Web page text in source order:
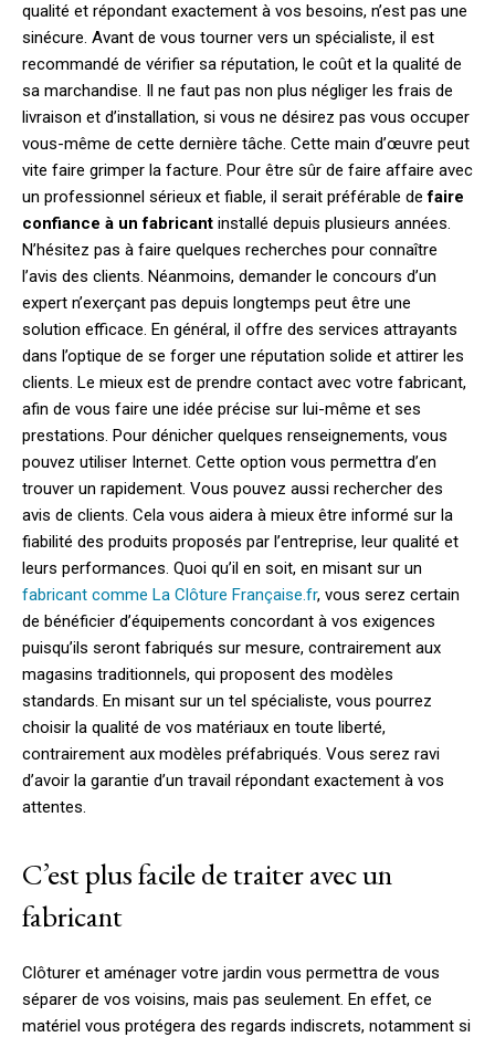
qualité et répondant exactement à vos besoins, n’est pas une
sinécure. Avant de vous tourner vers un spécialiste, il est
recommandé de vérifier sa réputation, le coût et la qualité de
sa marchandise. Il ne faut pas non plus négliger les frais de
livraison et d’installation, si vous ne désirez pas vous occuper
vous-même de cette dernière tâche. Cette main d’œuvre peut
vite faire grimper la facture. Pour être sûr de faire affaire avec
un professionnel sérieux et fiable, il serait préférable defaire
confiance à un fabricant installé depuis plusieurs années.
N’hésitez pas à faire quelques recherches pour connaître
l’avis des clients. Néanmoins, demander le concours d’un
expert n’exerçant pas depuis longtemps peut être une
solution efficace. En général, il offre des services attrayants
dans l’optique de se forger une réputation solide et attirer les
clients. Le mieux est de prendre contact avec votre fabricant,
afin de vous faire une idée précise sur lui-même et ses
prestations. Pour dénicher quelques renseignements, vous
pouvez utiliser Internet. Cette option vous permettra d’en
trouver un rapidement. Vous pouvez aussi rechercher des
avis de clients. Cela vous aidera à mieux être informé sur la
fiabilité des produits proposés par l’entreprise, leur qualité et
leurs performances. Quoi qu’il en soit, en misant sur un
fabricant comme La Clôture Française.fr, vous serez certain
de bénéficier d’équipements concordant à vos exigences
puisqu’ils seront fabriqués sur mesure, contrairement aux
magasins traditionnels, qui proposent des modèles
standards. En misant sur un tel spécialiste, vous pourrez
choisir la qualité de vos matériaux en toute liberté,
contrairement aux modèles préfabriqués. Vous serez ravi
d’avoir la garantie d’un travail répondant exactement à vos
attentes.
C’est plus facile de traiter avec un
fabricant
Clôturer et aménager votre jardin vous permettra de vous
séparer de vos voisins, mais pas seulement. En effet, ce
matériel vous protégera des regards indiscrets, notamment si